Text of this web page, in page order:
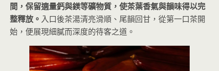
間，保留適量鈣與鎂等礦物質，使茶葉香氣與韻味得以完
整釋放。 入口後茶湯清亮滑順、尾韻回甘，從第一口茶開
始，便展現細膩而深度的待客之道。